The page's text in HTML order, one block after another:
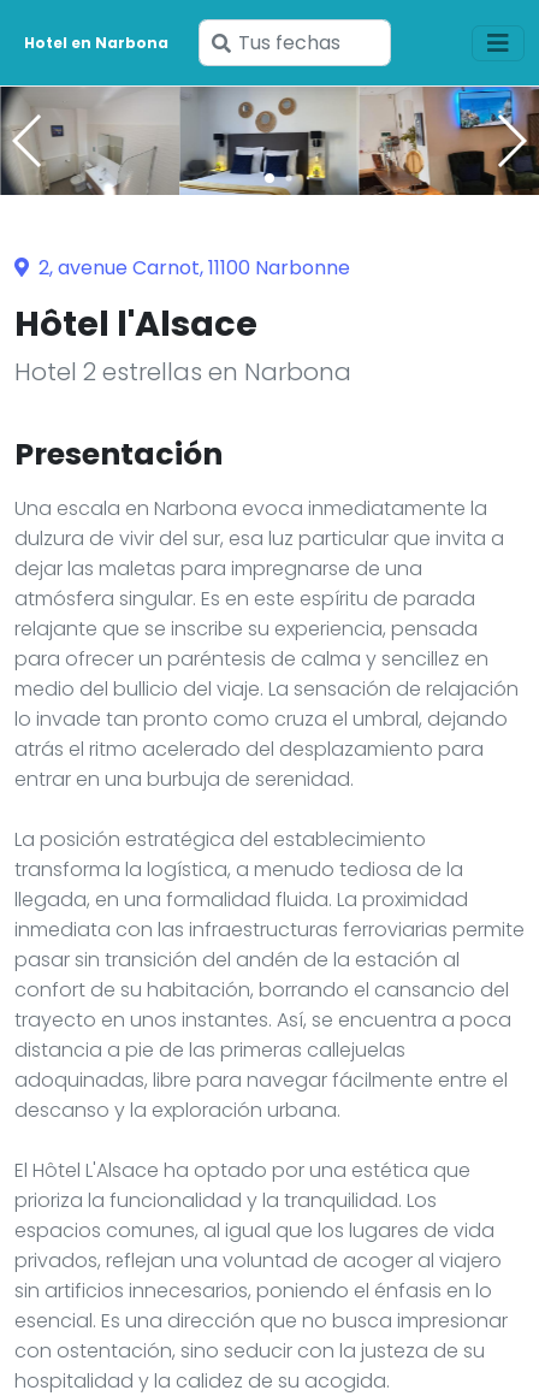
Hotel en Narbona
Ingresa
tus
fechas
2, avenue Carnot, 11100 Narbonne
Hôtel l'Alsace
Hotel 2 estrellas en Narbona
Presentación
Una escala en Narbona evoca inmediatamente la
dulzura de vivir del sur, esa luz particular que invita a
dejar las maletas para impregnarse de una
atmósfera singular. Es en este espíritu de parada
relajante que se inscribe su experiencia, pensada
para ofrecer un paréntesis de calma y sencillez en
medio del bullicio del viaje. La sensación de relajación
lo invade tan pronto como cruza el umbral, dejando
atrás el ritmo acelerado del desplazamiento para
entrar en una burbuja de serenidad.
La posición estratégica del establecimiento
transforma la logística, a menudo tediosa de la
llegada, en una formalidad fluida. La proximidad
inmediata con las infraestructuras ferroviarias permite
pasar sin transición del andén de la estación al
confort de su habitación, borrando el cansancio del
trayecto en unos instantes. Así, se encuentra a poca
distancia a pie de las primeras callejuelas
adoquinadas, libre para navegar fácilmente entre el
descanso y la exploración urbana.
El Hôtel L'Alsace ha optado por una estética que
prioriza la funcionalidad y la tranquilidad. Los
espacios comunes, al igual que los lugares de vida
privados, reflejan una voluntad de acoger al viajero
sin artificios innecesarios, poniendo el énfasis en lo
esencial. Es una dirección que no busca impresionar
con ostentación, sino seducir con la justeza de su
hospitalidad y la calidez de su acogida.